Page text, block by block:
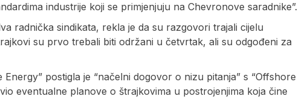
industrije koji se primjenjuju na Chevronove saradnike”.
radnička sindikata, rekla je da su razgovori trajali cijelu
su prvo trebali biti održani u četvrtak, ali su odgođeni za
postigla je “načelni dogovor o nizu pitanja” s “Offshore
eventualne planove o štrajkovima u postrojenjima koja čine